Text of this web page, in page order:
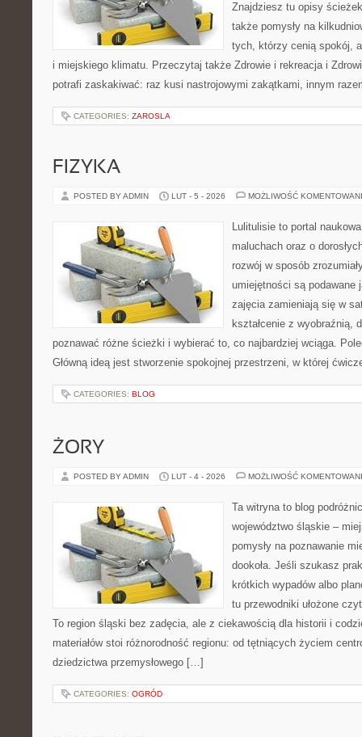
Znajdziesz tu opisy
także pomysły na
tych, którzy cenią spokój,
i miejskiego klimatu. Przeczytaj także Zdrowie i rekreacja i
potrafi zaskakiwać: raz kusi nastrojowymi zakątkami, innym
CATEGORIES: ZAROSLA
FIZYKA
POSTED BY ADMIN LUT - 5 - 2026 MOŻLIWOŚĆ
Lulitulisie to portal
maluchach oraz o
rozwój w sposób
umiejętności są podawane
zajęcia zamieniają się w
kształcenie z wyobraźnią,
poznawać różne ścieżki i wybierać to, co najbardziej wciąga.
Główną ideą jest stworzenie spokojnej przestrzeni, w której
CATEGORIES: BLOG
ŻORY
POSTED BY ADMIN LUT - 4 - 2026 MOŻLIWOŚĆ
Ta witryna to blog
województwo śląskie –
pomysły na poznawanie
dookoła. Jeśli szukasz
krótkich wypadów albo
tu przewodniki ułożone
To region śląski bez zadęcia, ale z ciekawością dla historii i
materiałów stoi różnorodność regionu: od tętniących życiem
dziedzictwa przemysłowego […]
CATEGORIES: OGRÓD